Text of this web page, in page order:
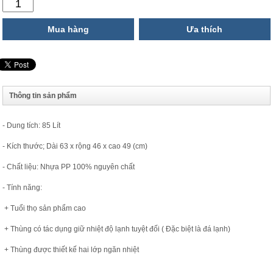
Mua hàng Ưa thích
Thông tin sản phẩm
- Dung tích: 85 Lít
- Kích thước; Dài 63 x rộng 46 x cao 49 (cm)
- Chất liệu: Nhựa PP 100% nguyên chất
- Tính năng:
+ Tuổi thọ sản phẩm cao
+ Thùng có tác dụng giữ nhiệt độ lạnh tuyệt đối ( Đặc biệt là đá lạnh)
+ Thùng được thiết kế hai lớp ngăn nhiệt